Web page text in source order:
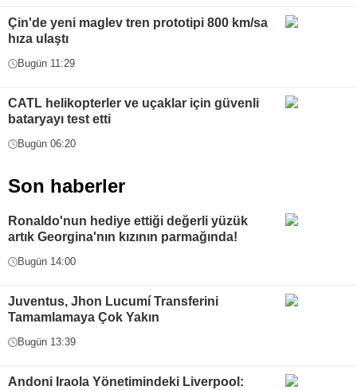
Çin'de yeni maglev tren prototipi 800 km/sa
hıza ulaştı
Bugün 11:29
CATL helikopterler ve uçaklar için güvenli
bataryayı test etti
Bugün 06:20
Son haberler
Ronaldo'nun hediye ettiği değerli yüzük
artık Georgina'nın kızının parmağında!
Bugün 14:00
Juventus, Jhon Lucumí Transferini
Tamamlamaya Çok Yakın
Bugün 13:39
Andoni Iraola Yönetimindeki Liverpool: